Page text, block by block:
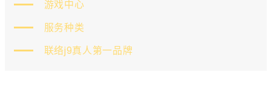
游戏中心
服务种类
联络j9真人第一品牌